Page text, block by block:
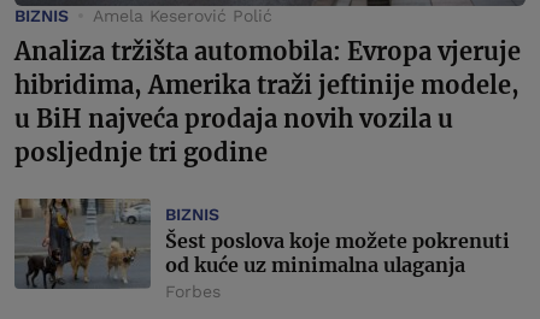
BIZNIS Amela Keserović Polić
Analiza tržišta automobila: Evropa vjeruje
hibridima, Amerika traži jeftinije modele,
u BiH najveća prodaja novih vozila u
posljednje tri godine
BIZNIS
Šest poslova koje možete pokrenuti
od kuće uz minimalna ulaganja
Forbes